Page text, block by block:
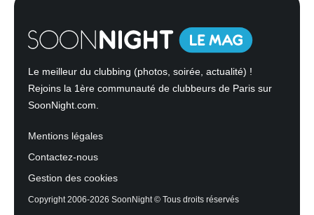
Le meilleur du clubbing (photos, soirée, actualité) !
Rejoins la 1ère communauté de clubbeurs de Paris sur
SoonNight.com.
Mentions légales
Contactez-nous
Gestion des cookies
Copyright 2006-2026 SoonNight © Tous droits réservés